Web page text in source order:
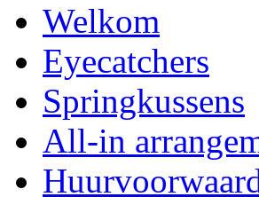
Welkom
Eyecatchers
Springkussens
All-in